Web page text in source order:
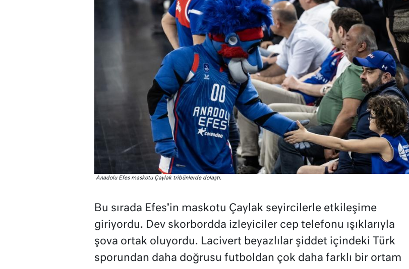
Anadolu Efes maskotu Çaylak tribünlerde dolaştı.
Bu sırada Efes’in maskotu Çaylak seyircilerle etkileşime
giriyordu. Dev skorbordda izleyiciler cep telefonu ışıklarıyla
şova ortak oluyordu. Lacivert beyazlılar şiddet içindeki Türk
sporundan daha doğrusu futboldan çok daha farklı bir ortam